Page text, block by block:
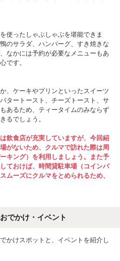
使ったしゃぶしゃぶを堪能できま
のサラダ、ハンバーグ、すき焼きな
なかには予約が必要なメニューもあ
です。
、ケーキやプリンといったスイーツ
タートースト、チーズトースト、サ
あるため、ティータイムのみならず
るでしょう。
飲食店が充実していますが、今回紹
がないため、クルマで訪れた際は周
キング）を利用しましょう。また予
ておけば、時間貸駐車場（コインパ
ムーズにクルマをとめられるため、
でかけ・イベント
かけスポットと、イベントを紹介し